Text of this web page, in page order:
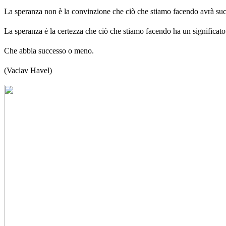
La speranza non è la convinzione che ciò che stiamo facendo avrà
La speranza è la certezza che ciò che stiamo facendo ha un
Che abbia successo o meno.
(Vaclav Havel)